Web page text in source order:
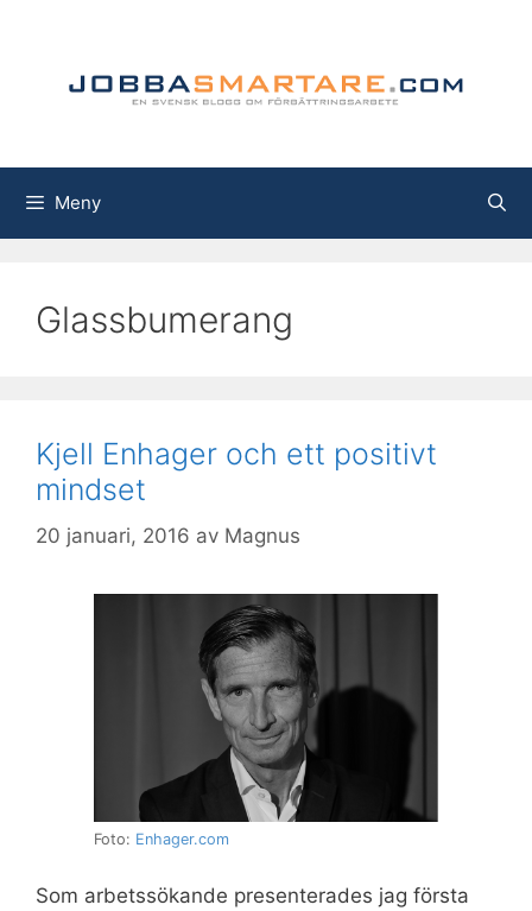
Meny
Glassbumerang
Kjell Enhager och ett positivt
mindset
20 januari, 2016 av Magnus
Foto: Enhager.com
Som arbetssökande presenterades jag första